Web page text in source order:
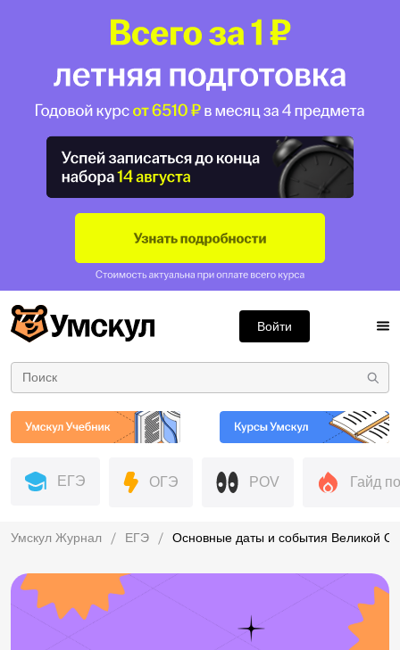
Войти
ЕГЭ ОГЭ POV Гайд
Умскул Журнал ЕГЭ Основные даты и события Великой